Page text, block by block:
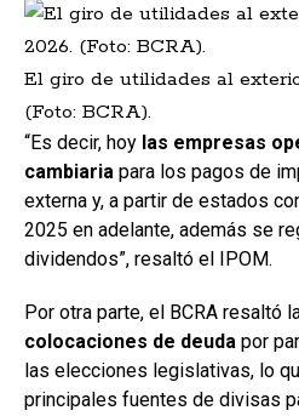
El giro de utilidades al
(Foto: BCRA).
“Es decir, hoy las empresas
cambiaria para los pagos de
externa y, a partir de estados
2025 en adelante, además se
dividendos”, resaltó el IPOM.
Por otra parte, el BCRA resaltó
colocaciones de deuda por
las elecciones legislativas, lo
principales fuentes de divisas